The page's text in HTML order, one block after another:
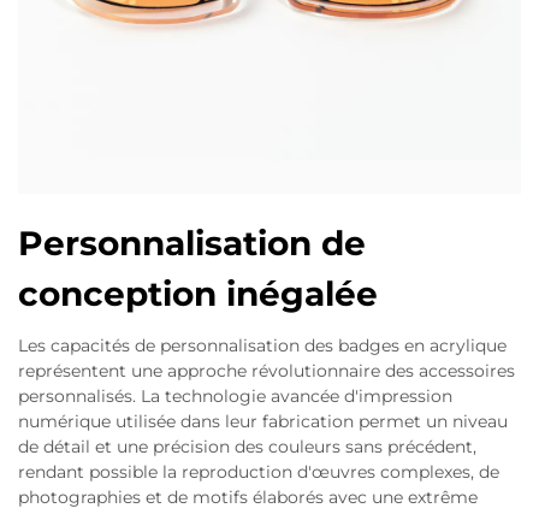
Personnalisation de
conception inégalée
Les capacités de personnalisation des badges en acrylique
représentent une approche révolutionnaire des accessoires
personnalisés. La technologie avancée d'impression
numérique utilisée dans leur fabrication permet un niveau
de détail et une précision des couleurs sans précédent,
rendant possible la reproduction d'œuvres complexes, de
photographies et de motifs élaborés avec une extrême